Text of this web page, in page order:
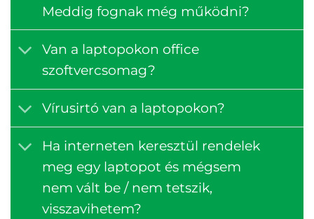
Meddig fognak még működni?
Van a laptopokon office
szoftvercsomag?
Vírusirtó van a laptopokon?
Ha interneten keresztül rendelek
meg egy laptopot és mégsem
nem vált be / nem tetszik,
visszavihetem?